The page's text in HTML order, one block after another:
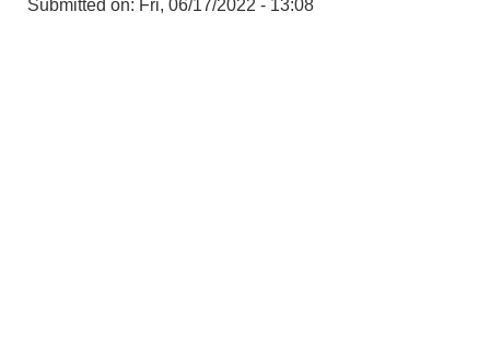
Submitted on: Fri, 06/17/2022 - 13:08